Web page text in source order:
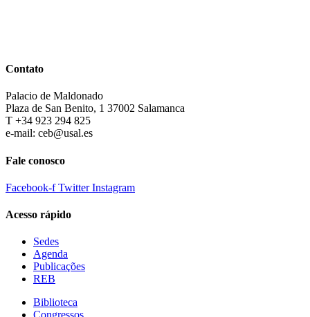
Contato
Palacio de Maldonado
Plaza de San Benito, 1 37002 Salamanca
T +34 923 294 825
e-mail: ceb@usal.es
Fale conosco
Facebook-f Twitter Instagram
Acesso rápido
Sedes
Agenda
Publicações
REB
Biblioteca